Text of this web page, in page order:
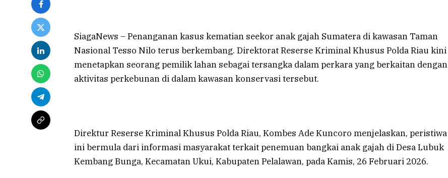
SiagaNews – Penanganan kasus kematian seekor anak gajah Sumatera di kawasan Taman
Nasional Tesso Nilo terus berkembang. Direktorat Reserse Kriminal Khusus Polda Riau kini
menetapkan seorang pemilik lahan sebagai tersangka dalam perkara yang berkaitan dengan
aktivitas perkebunan di dalam kawasan konservasi tersebut.
Direktur Reserse Kriminal Khusus Polda Riau, Kombes Ade Kuncoro menjelaskan, peristiwa
ini bermula dari informasi masyarakat terkait penemuan bangkai anak gajah di Desa Lubuk
Kembang Bunga, Kecamatan Ukui, Kabupaten Pelalawan, pada Kamis, 26 Februari 2026.